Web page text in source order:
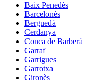
Baix Penedès
Barcelonès
Berguedà
Cerdanya
Conca de Barberà
Garraf
Garrigues
Garrotxa
Gironès